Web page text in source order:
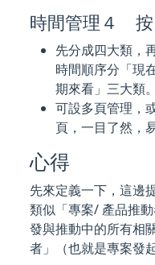
時間管理４ 按
先分成四大類，
時間順序分「現
期來看」三大類。
可設多頁管理，
頁，一目了然，
心得
先來定義一下，這邊
類似「專案/ 產品推
發與推動中的所有相
者」（也就是專案發